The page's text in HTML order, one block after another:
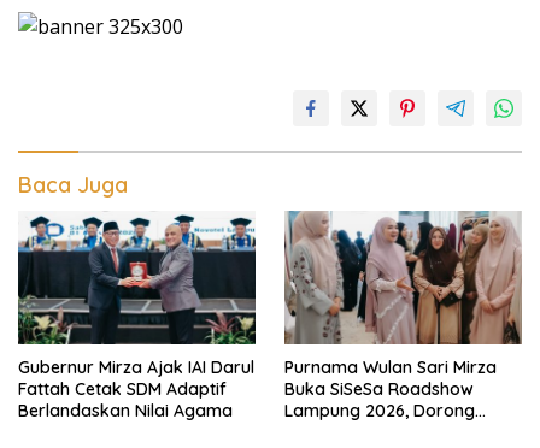
Baca Juga
Gubernur Mirza Ajak IAI Darul
Fattah Cetak SDM Adaptif
Berlandaskan Nilai Agama
Purnama Wulan Sari Mirza
Buka SiSeSa Roadshow
Lampung 2026, Dorong